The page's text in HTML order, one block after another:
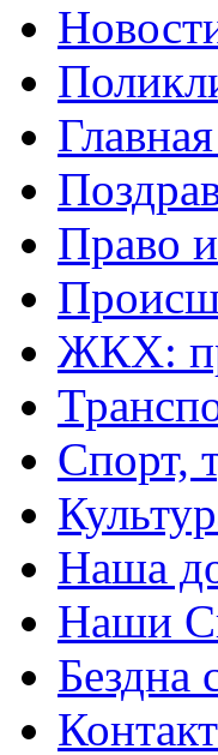
Право
ЖКХ:
Спорт,
Наша
Наши
Бездна